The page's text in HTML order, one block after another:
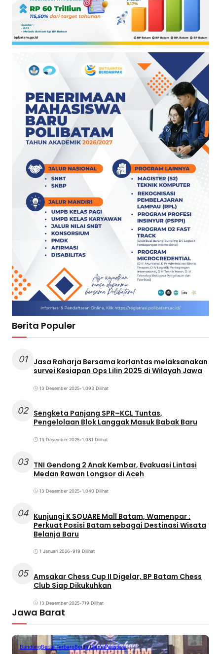
Berita Populer
01
Jasa Raharja Bersama korlantas melaksanakan
survei Kesiapan Ops Lilin 2025 di Wilayah Jawa
13 Desember 2025•1.093 Dilihat
02 Sengketa Panjang SPR–KCL Tuntas,
Pengelolaan Blok Langgak Masuk Babak Baru
13 Desember 2025•1.081 Dilihat
03 TNI Gendong 2 Anak Kembar, Evakuasi Lintasi
Medan Rawan Longsor di Aceh
13 Desember 2025•1.040 Dilihat
04 Kunjungi K SQUARE Mall Batam, Wamenpar :
Perkuat Posisi Batam sebagai Destinasi Wisata
Belanja Baru
1 Januari 2026•919 Dilihat
05 Amsakar Chess Cup II Digelar, BP Batam Chess
Club Siap Dikukuhkan
13 Desember 2025•719 Dilihat
Jawa Barat
BandungBerita TerbaruBerita UtamaPeristiwa